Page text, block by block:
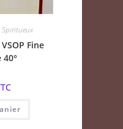
Spiritueux
Fine